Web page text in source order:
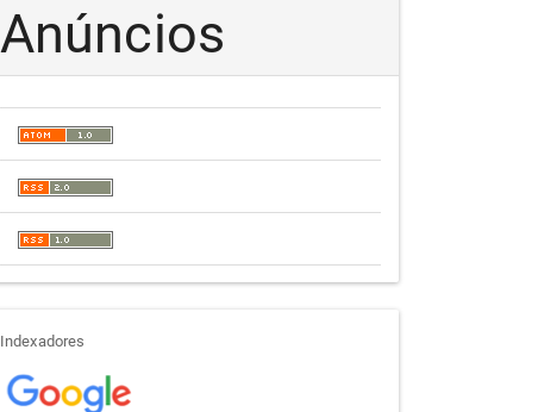
Anúncios
indexadores
Indexadores